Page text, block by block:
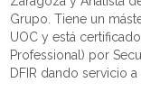
Grupo. Tiene un
UOC y está
Professional) por
DFIR dando servicio